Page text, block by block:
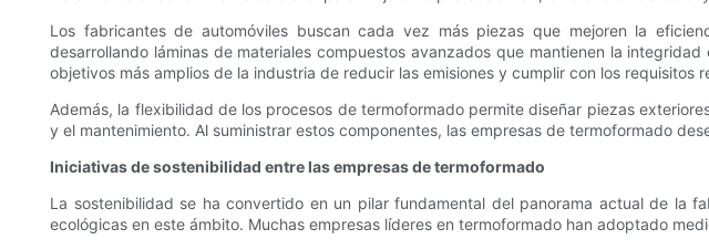
Los fabricantes de automóviles buscan cada vez más piezas que mejoren la
desarrollando láminas de materiales compuestos avanzados que mantienen la
objetivos más amplios de la industria de reducir las emisiones y cumplir con los requisitos
Además, la flexibilidad de los procesos de termoformado permite diseñar piezas
y el mantenimiento. Al suministrar estos componentes, las empresas de termoformado
Iniciativas de sostenibilidad entre las empresas de termoformado
La sostenibilidad se ha convertido en un pilar fundamental del panorama actual de la
ecológicas en este ámbito. Muchas empresas líderes en termoformado han adoptado